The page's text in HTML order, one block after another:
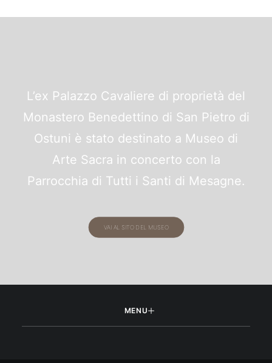
L’ex Palazzo Cavaliere di proprietà del
Monastero Benedettino di San Pietro di
Ostuni è stato destinato a Museo di
Arte Sacra in concerto con la
Parrocchia di Tutti i Santi di Mesagne.
VAI AL SITO DEL MUSEO
MENU